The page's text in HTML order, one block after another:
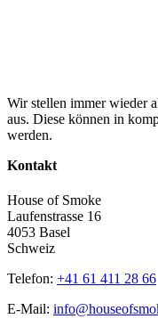
Wir stellen immer wieder
aus. Diese können in
werden.
Kontakt
House of Smoke
Laufenstrasse 16
4053 Basel
Schweiz
Telefon: +41 61 411 28 66
E-Mail: